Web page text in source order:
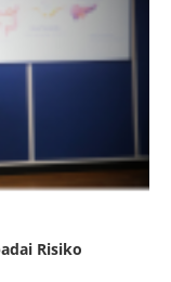
Risiko